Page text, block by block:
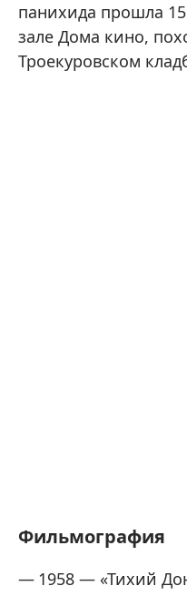
панихида прошла
зале Дома кино,
Троекуровском
Фильмография
1958 — «Тихий